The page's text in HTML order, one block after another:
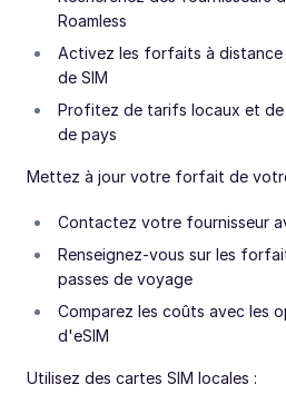
Roamless
Activez les forfaits à distance
de SIM
Profitez de tarifs locaux et
de pays
Mettez à jour votre forfait de
Contactez votre fournisseur
Renseignez-vous sur les
passes de voyage
Comparez les coûts avec les
d'eSIM
Utilisez des cartes SIM locales :